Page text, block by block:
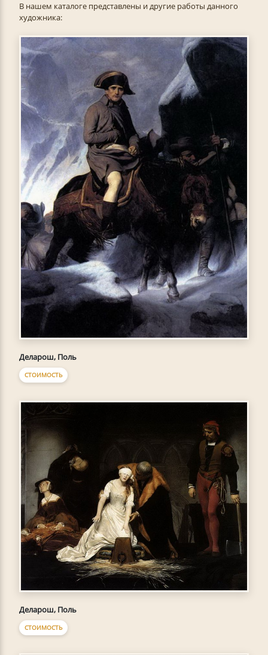
В нашем каталоге представлены и другие работы данного
художника:
Деларош, Поль
СТОИМОСТЬ
Деларош, Поль
СТОИМОСТЬ